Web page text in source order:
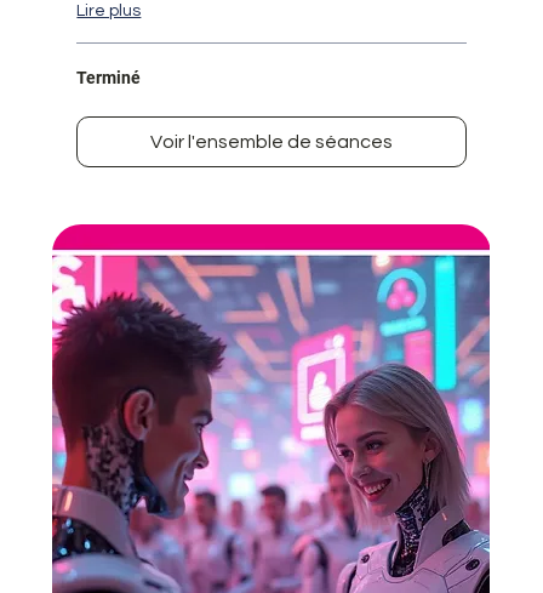
Lire plus
Terminé
Voir l'ensemble de séances